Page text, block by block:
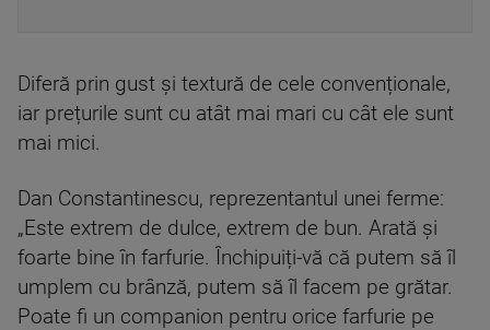
Diferă prin gust şi textură de cele convenționale,
iar prețurile sunt cu atât mai mari cu cât ele sunt
mai mici.
Dan Constantinescu, reprezentantul unei ferme:
„Este extrem de dulce, extrem de bun. Arată și
foarte bine în farfurie. Închipuiți-vă că putem să îl
umplem cu brânză, putem să îl facem pe grătar.
Poate fi un companion pentru orice farfurie pe